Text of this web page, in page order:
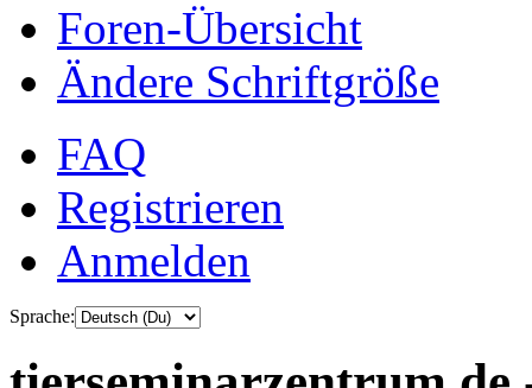
Foren-Übersicht
Ändere Schriftgröße
FAQ
Registrieren
Anmelden
Sprache: